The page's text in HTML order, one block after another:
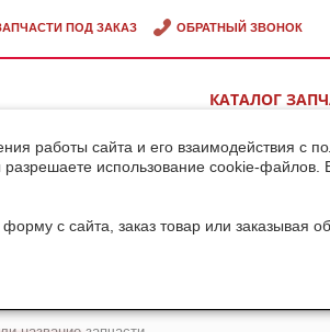
работы сайта и его взаимодействия с
использование cookie-файлов.
с сайта, заказ товар или заказывая
ПОД ЗАКАЗ ОБРАТНЫЙ ЗВОНОК
КАТАЛОГ